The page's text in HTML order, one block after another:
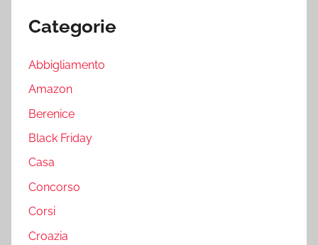
Categorie
Abbigliamento
Amazon
Berenice
Black Friday
Casa
Concorso
Corsi
Croazia